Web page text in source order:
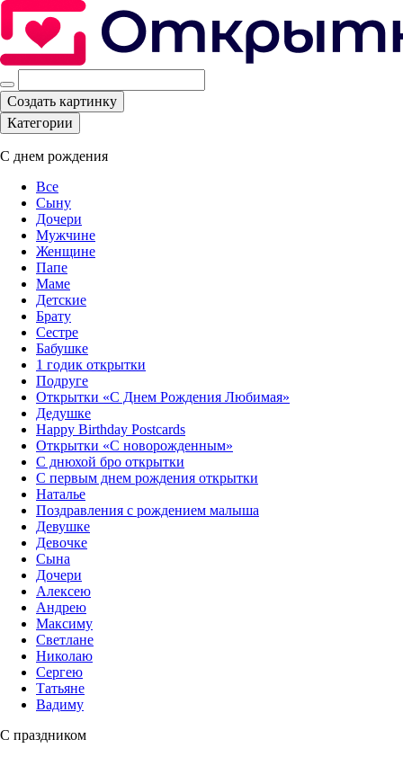
Создать картинку
Категории
С днем рождения
Все
Сыну
Дочери
Мужчине
Женщине
Папе
Маме
Детские
Брату
Сестре
Бабушке
1 годик открытки
Подруге
Открытки «С Днем Рождения Любимая»‎
Дедушке
Happy Birthday Postcards
Открытки «‎С новорожденным»
С днюхой бро открытки
С первым днем рождения открытки
Наталье
Поздравления с рождением малыша
Девушке
Девочке
Сына
Дочери
Алексею
Андрею
Максиму
Светлане
Николаю
Сергею
Татьяне
Вадиму
С праздником